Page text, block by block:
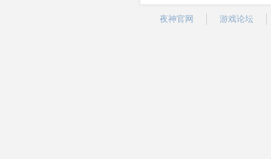
夜神官网 游戏论坛